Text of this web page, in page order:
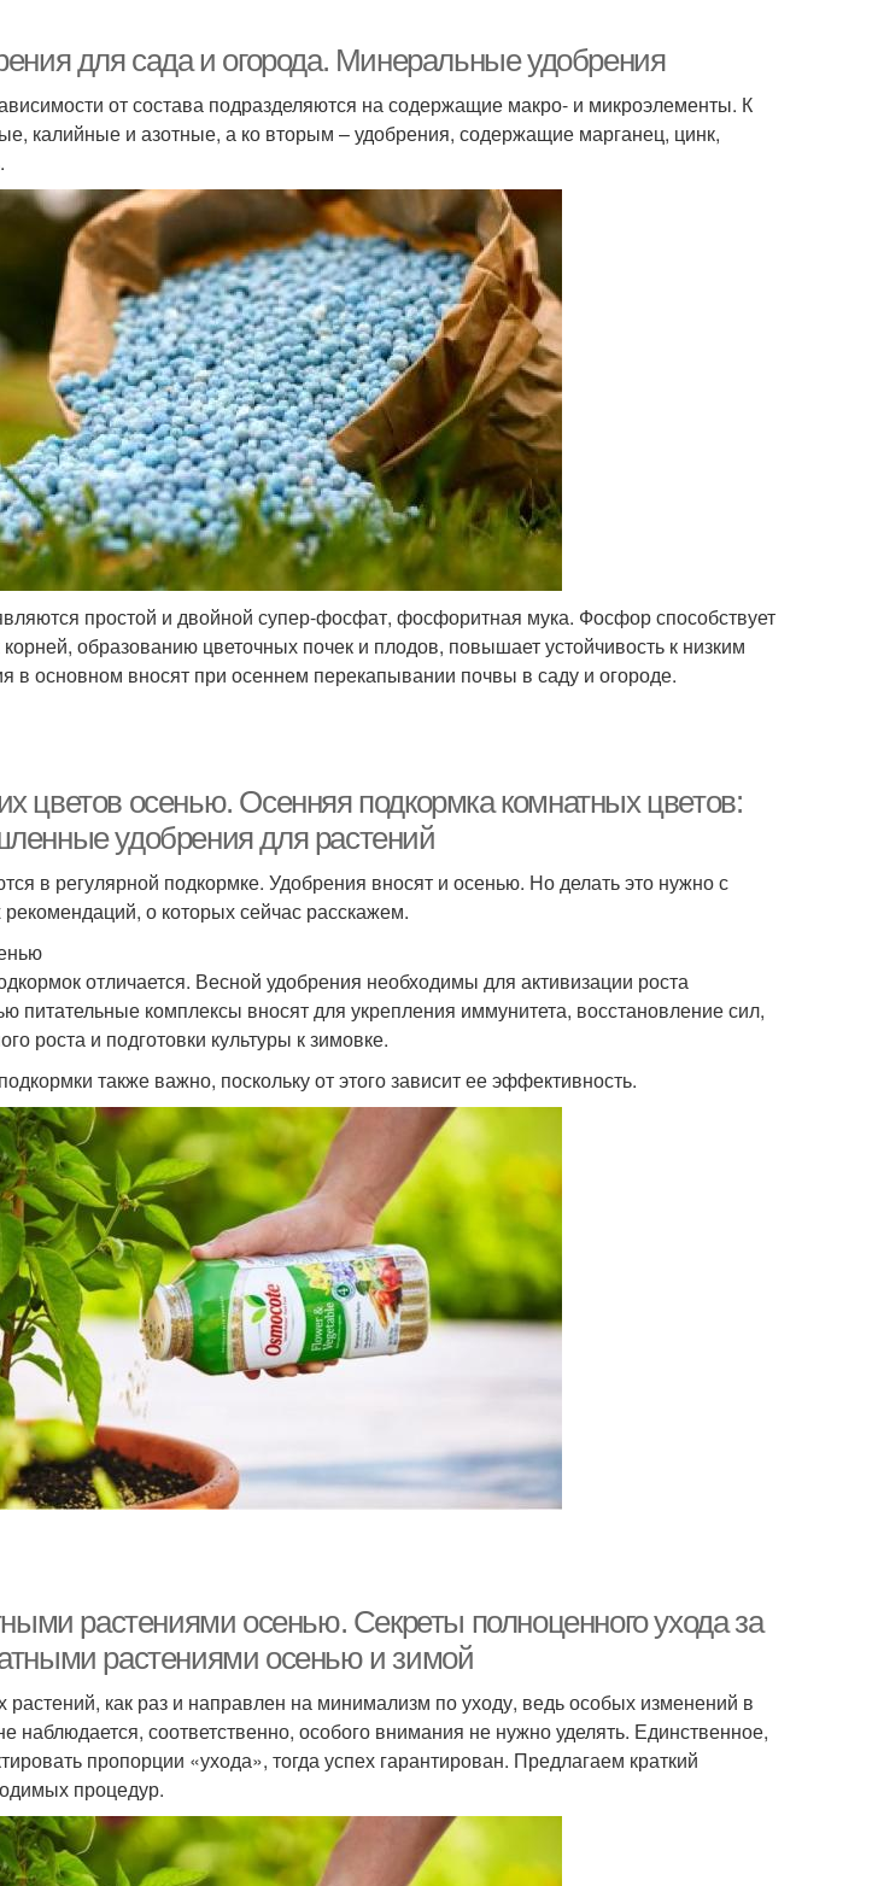
для сада и огорода. Минеральные удобрения
от состава подразделяются на содержащие макро- и микроэлементы. К
калийные и азотные, а ко вторым – удобрения, содержащие марганец, цинк,
простой и двойной супер-фосфат, фосфоритная мука. Фосфор способствует
образованию цветочных почек и плодов, повышает устойчивость к низким
в основном вносят при осеннем перекапывании почвы в саду и огороде.
цветов осенью. Осенняя подкормка комнатных цветов:
удобрения для растений
в регулярной подкормке. Удобрения вносят и осенью. Но делать это нужно с
о которых сейчас расскажем.
отличается. Весной удобрения необходимы для активизации роста
питательные комплексы вносят для укрепления иммунитета, восстановление сил,
роста и подготовки культуры к зимовке.
также важно, поскольку от этого зависит ее эффективность.
растениями осенью. Секреты полноценного ухода за
растениями осенью и зимой
как раз и направлен на минимализм по уходу, ведь особых изменений в
наблюдается, соответственно, особого внимания не нужно уделять. Единственное,
пропорции «ухода», тогда успех гарантирован. Предлагаем краткий
процедур.